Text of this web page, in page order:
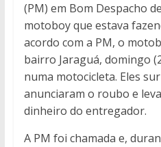
(PM) em Bom Despacho
motoboy que estava
acordo com a PM, o
bairro Jaraguá, domingo
numa motocicleta. Eles
anunciaram o roubo e
dinheiro do entregador.
A PM foi chamada e,